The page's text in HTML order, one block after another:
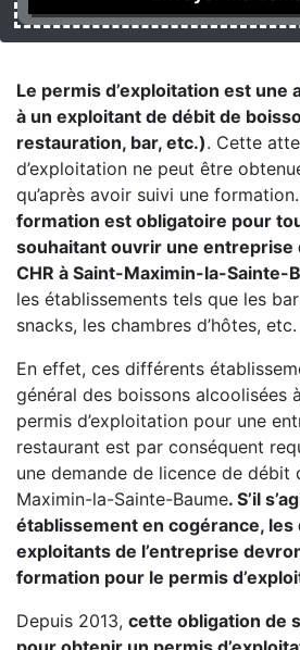
Le permis d’exploitation est une
à un exploitant de débit de
restauration, bar, etc.). Cette
d’exploitation ne peut être
qu’après avoir suivi une
formation est obligatoire pour
souhaitant ouvrir une entreprise
CHR à Saint-Maximin-la-Sainte-
les établissements tels que les
snacks, les chambres d’hôtes, etc.
En effet, ces différents
général des boissons alcoolisées
permis d’exploitation pour une
restaurant est par conséquent
une demande de licence de débit
Maximin-la-Sainte-Baume. S’il
établissement en cogérance,
exploitants de l’entreprise
formation pour le permis
Depuis 2013, cette obligation de